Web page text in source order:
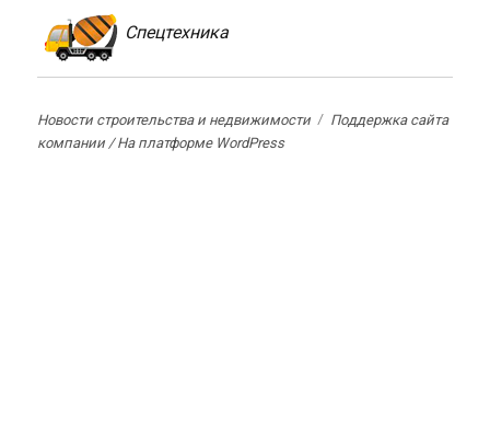
Спецтехника
Новости строительства и недвижимости
Поддержка сайта
компании /На платформе WordPress